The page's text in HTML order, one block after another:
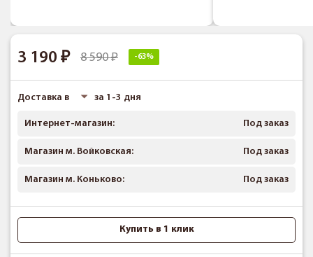
3 190 8 590 -63%
Доставка в за 1-3 дня
Интернет-магазин: Под заказ
Магазин м. Войковская: Под заказ
Магазин м. Коньково: Под заказ
Купить в 1 клик